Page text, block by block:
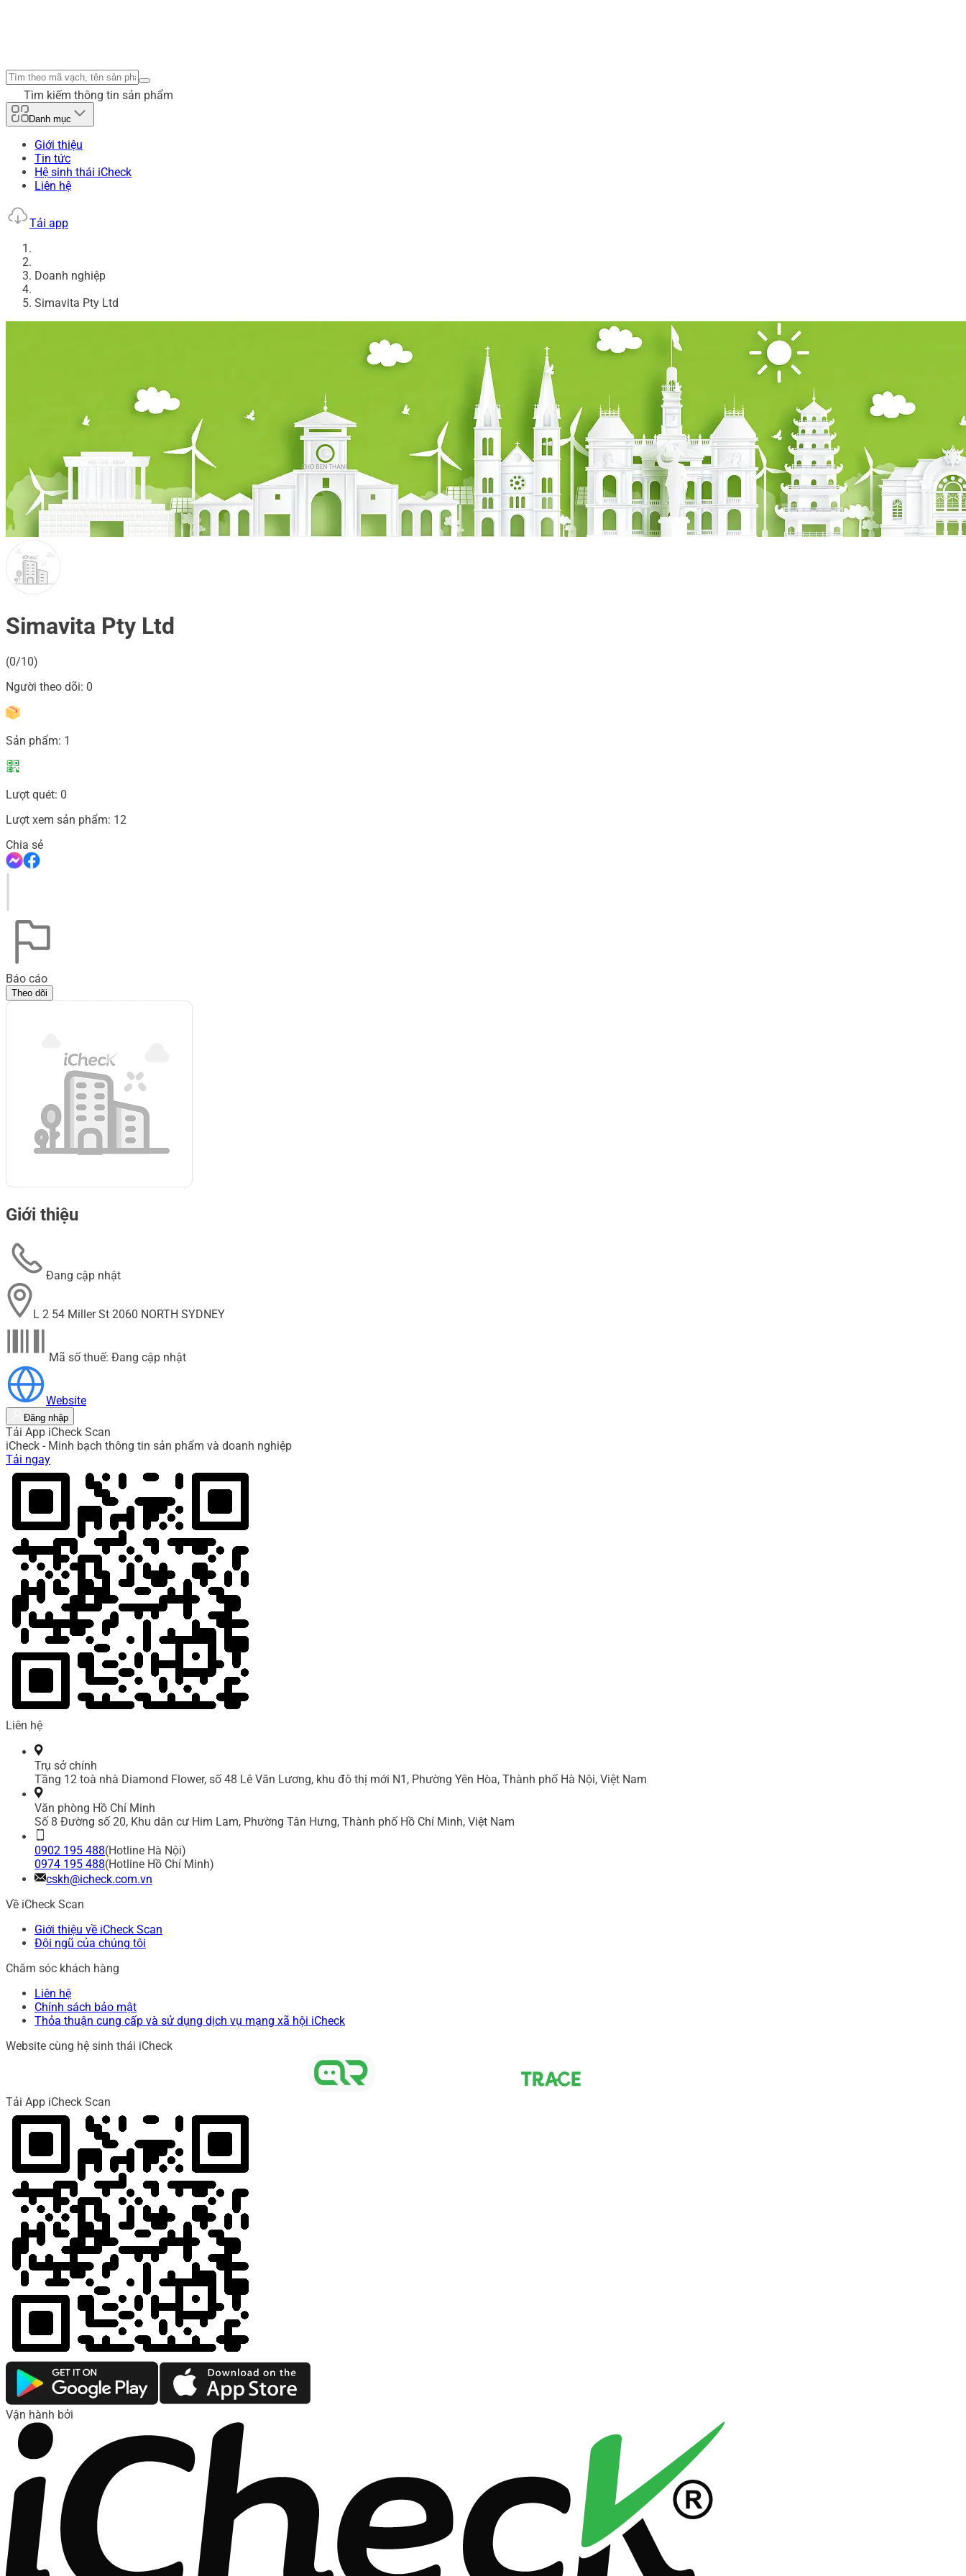
Tìm kiếm thông tin sản phẩm
Danh mục
Giới thiệu
Tin tức
Hệ sinh thái iCheck
Liên hệ
Tải app
Doanh nghiệp
Simavita Pty Ltd
Simavita Pty Ltd
(0/10)
Người theo dõi: 0
Sản phẩm: 1
Lượt quét: 0
Lượt xem sản phẩm: 12
Chia sẻ
Báo cáo
Theo dõi
Giới thiệu
Đang cập nhật
L 2 54 Miller St 2060 NORTH SYDNEY
Mã số thuế: Đang cập nhật
Website
Đăng nhập
Tải App iCheck Scan
iCheck - Minh bạch thông tin sản phẩm và doanh nghiệp
Tải ngay
Liên hệ
Trụ sở chính
Tầng 12 toà nhà Diamond Flower, số 48 Lê Văn Lương, khu đô thị mới N1, Phường Yên Hòa, Thành phố Hà Nội, Việt Nam
Văn phòng Hồ Chí Minh
Số 8 Đường số 20, Khu dân cư Him Lam, Phường Tân Hưng, Thành phố Hồ Chí Minh, Việt Nam
0902 195 488(Hotline Hà Nội)
0974 195 488(Hotline Hồ Chí Minh)
cskh@icheck.com.vn
Về iCheck Scan
Giới thiệu về iCheck Scan
Đội ngũ của chúng tôi
Chăm sóc khách hàng
Liên hệ
Chính sách bảo mật
Thỏa thuận cung cấp và sử dụng dịch vụ mạng xã hội iCheck
Website cùng hệ sinh thái iCheck
Tải App iCheck Scan
Vận hành bởi